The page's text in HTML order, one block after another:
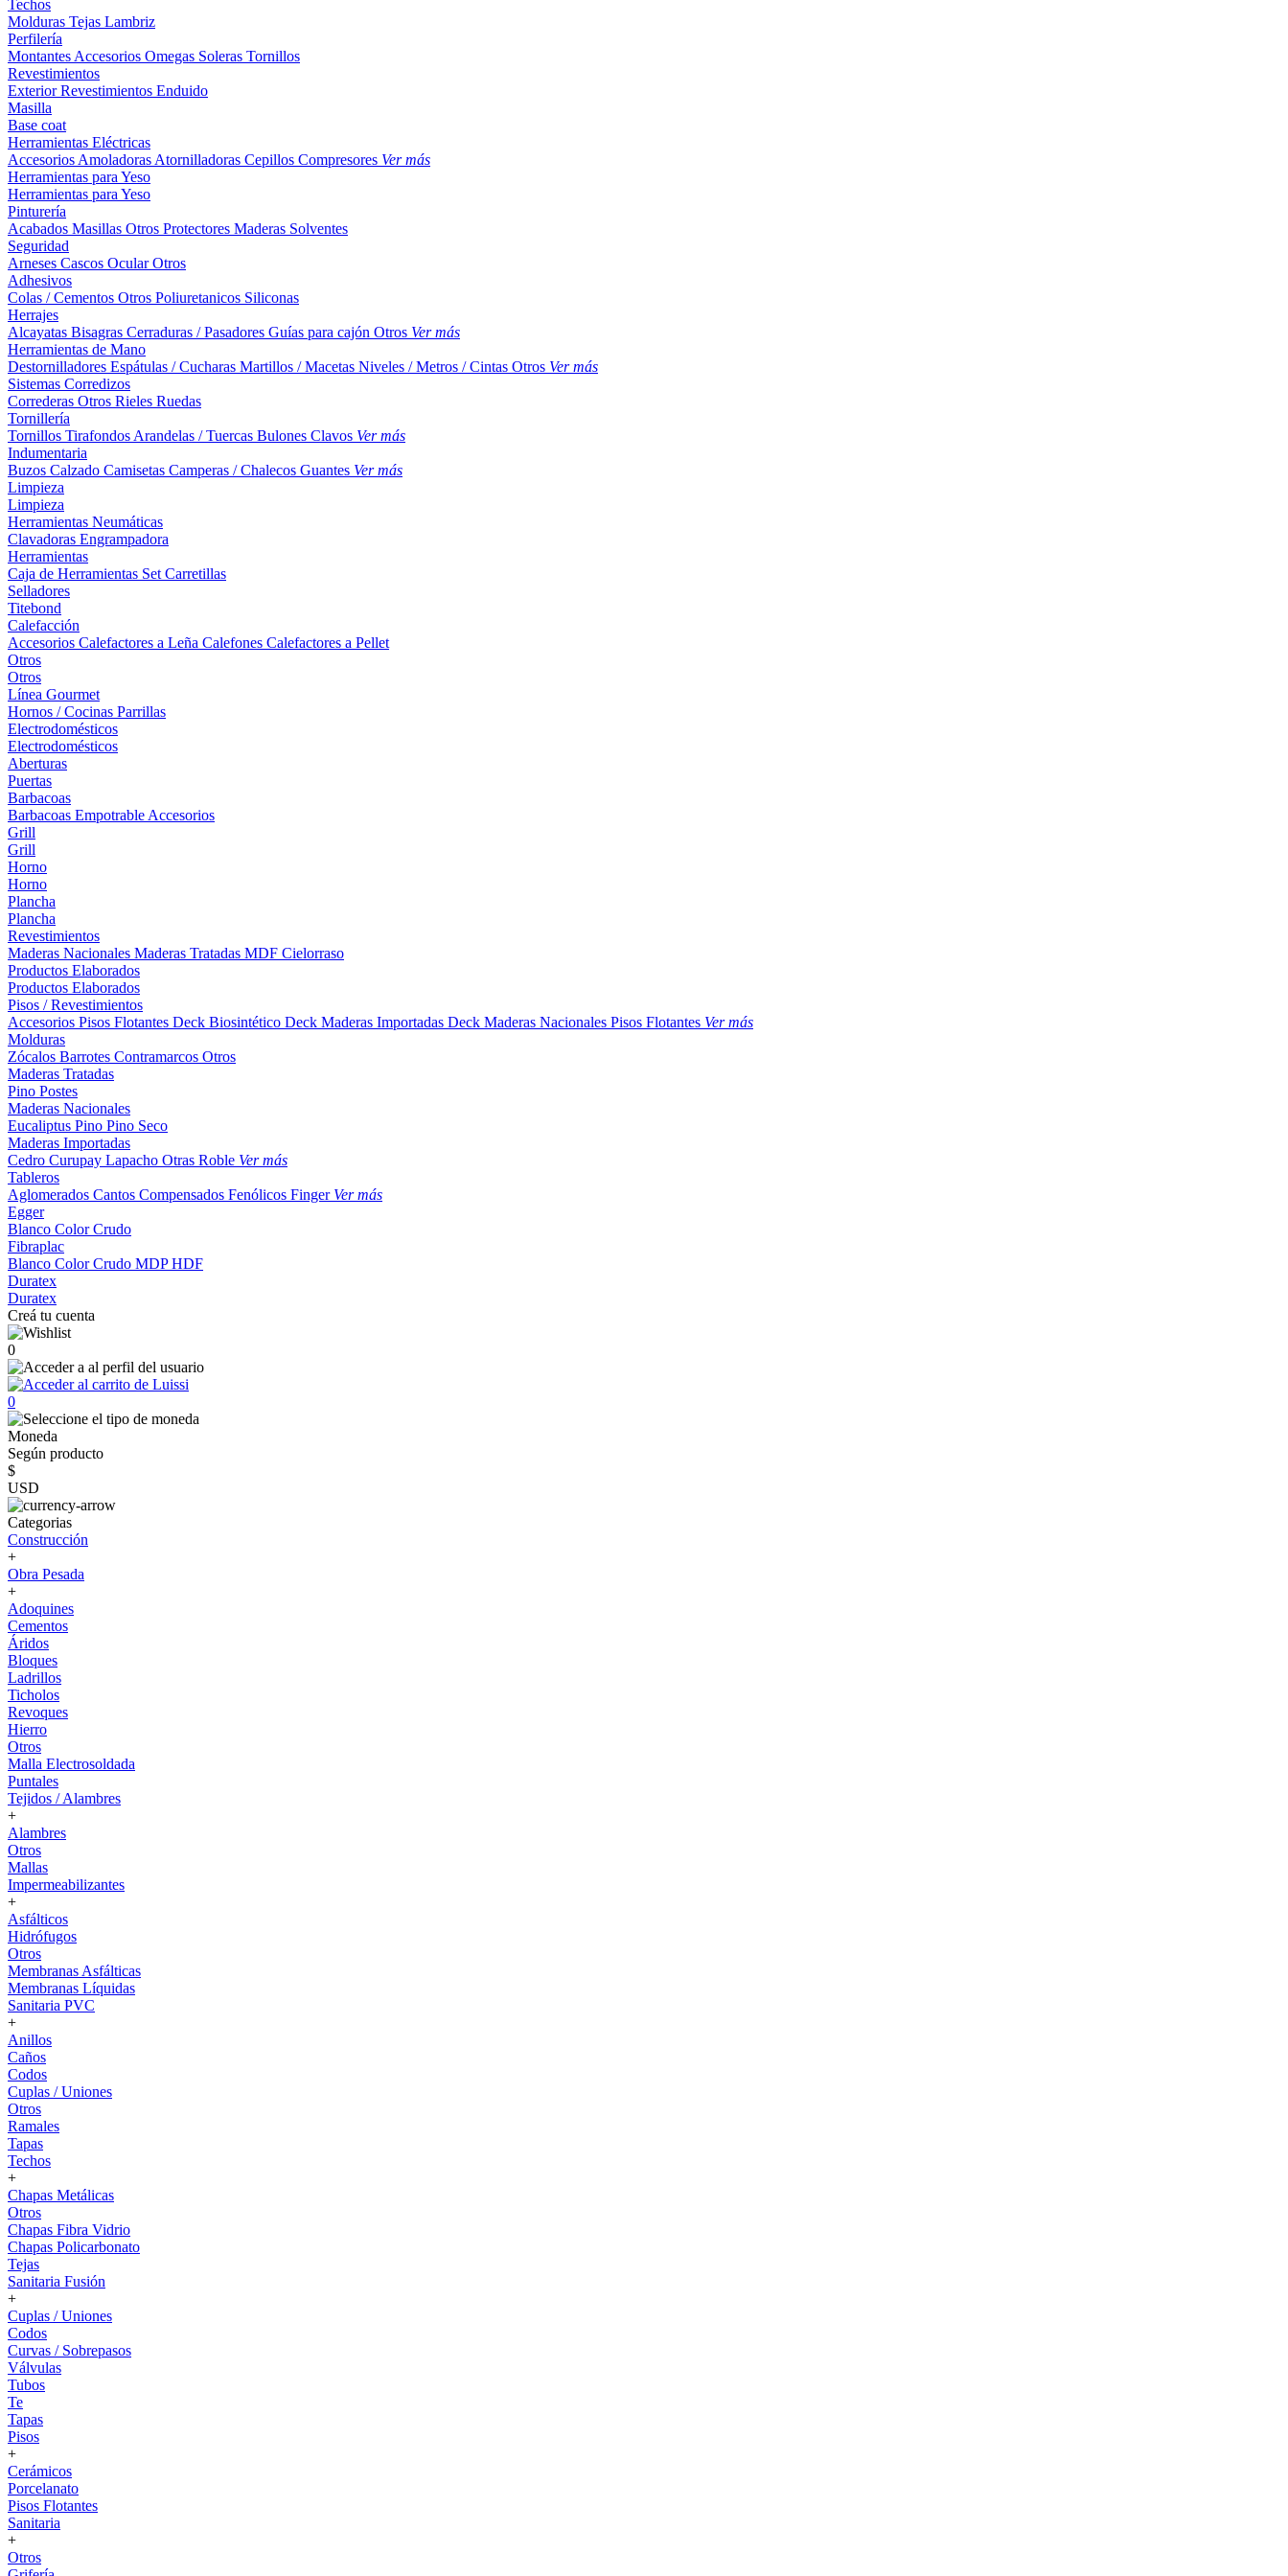
Techos
Molduras Tejas Lambriz
Perfilería
Montantes Accesorios Omegas Soleras Tornillos
Revestimientos
ExteriorRevestimientos Enduido
Masilla
Base coat
Herramientas Eléctricas
Accesorios Amoladoras Atornilladoras Cepillos Compresores Ver más
Herramientas para Yeso
Herramientas para Yeso
Pinturería
Acabados Masillas Otros Protectores Maderas Solventes
Seguridad
Arneses Cascos OcularOtros
Adhesivos
Colas / Cementos Otros Poliuretanicos Siliconas
Herrajes
Alcayatas Bisagras Cerraduras / Pasadores Guías para cajón Otros Ver más
Herramientas de Mano
Destornilladores Espátulas / Cucharas Martillos / Macetas Niveles / Metros / Cintas Otros Ver más
Sistemas Corredizos
Correderas Otros Rieles Ruedas
Tornillería
Tornillos Tirafondos Arandelas / Tuercas Bulones Clavos Ver más
Indumentaria
Buzos Calzado Camisetas Camperas / Chalecos Guantes Ver más
Limpieza
Limpieza
Herramientas Neumáticas
Clavadoras Engrampadora
Herramientas
Caja de Herramientas Set Carretillas
Selladores
Titebond
Calefacción
Accesorios Calefactores a Leña Calefones Calefactores a Pellet
Otros
Otros
Línea Gourmet
Hornos / Cocinas Parrillas
Electrodomésticos
Electrodomésticos
Aberturas
Puertas
Barbacoas
Barbacoas Empotrable Accesorios
Grill
Grill
Horno
Horno
Plancha
Plancha
Revestimientos
Maderas Nacionales Maderas Tratadas MDF Cielorraso
Productos Elaborados
Productos Elaborados
Pisos / Revestimientos
Accesorios Pisos Flotantes Deck Biosintético Deck Maderas Importadas Deck Maderas Nacionales Pisos Flotantes Ver más
Molduras
Zócalos Barrotes Contramarcos Otros
Maderas Tratadas
Pino Postes
Maderas Nacionales
Eucaliptus Pino Pino Seco
Maderas Importadas
Cedro Curupay Lapacho Otras Roble Ver más
Tableros
Aglomerados Cantos Compensados Fenólicos Finger Ver más
Egger
Blanco ColorCrudo
Fibraplac
Blanco ColorCrudo MDPHDF
Duratex
Duratex
Creá tu cuenta
0
0
Moneda
Según producto
$
USD
Categorias
Construcción
+
Obra Pesada
+
Adoquines
Cementos
Áridos
Bloques
Ladrillos
Ticholos
Revoques
Hierro
Otros
Malla Electrosoldada
Puntales
Tejidos / Alambres
+
Alambres
Otros
Mallas
Impermeabilizantes
+
Asfálticos
Hidrófugos
Otros
Membranas Asfálticas
Membranas Líquidas
Sanitaria PVC
+
Anillos
Caños
Codos
Cuplas / Uniones
Otros
Ramales
Tapas
Techos
+
Chapas Metálicas
Otros
Chapas Fibra Vidrio
Chapas Policarbonato
Tejas
Sanitaria Fusión
+
Cuplas / Uniones
Codos
Curvas / Sobrepasos
Válvulas
Tubos
Te
Tapas
Pisos
+
Cerámicos
Porcelanato
Pisos Flotantes
Sanitaria
+
Otros